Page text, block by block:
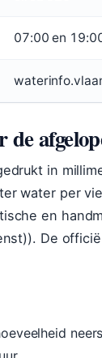
07:00 en
de
in
water per
en
De